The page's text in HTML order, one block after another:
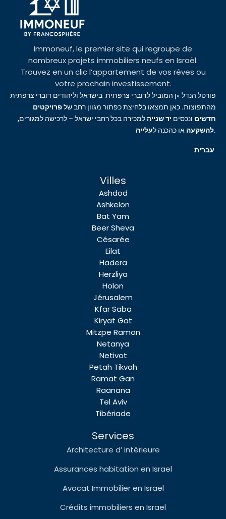
Immoneuf, le premier site qui regroupe de
nombreux projets immobiliers neufs en Israël.
Trouvez en un clic l’appartement de vos rêves ou
votre prochain investissement.
פורטל הנדל »ן המוביל לדוברי צרפתית בישראל וליהודים דוברי צרפתית
מהתפוצות. כאן תמצאו בלחיצת כפתור מגוון רחב שלפרויקטים
חדשים ונכסים יד שנייה למכירה בכל רחבי ישראל – לרכישה למגורים,
להשקעה או כהכנה לעלייה .
Villes
Ashdod
Ashkelon
Bat Yam
Beer Sheva
Césarée
Eilat
Hadera
Herzliya
Holon
Jérusalem
Kfar Saba
Kiryat Gat
Mitzpe Ramon
Netanya
Netivot
Petah Tikvah
Ramat Gan
Raanana
Tel Aviv
Tibériade
Services
Architecture d’ intérieure
Assurances habitation en Israel
Avocat Immobilier en Israel
Crédits immobiliers en Israel